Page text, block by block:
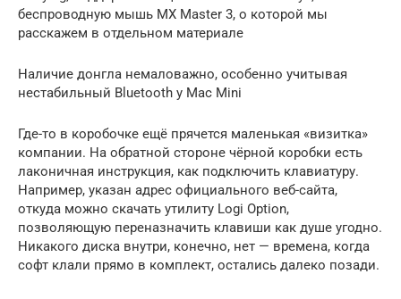
беспроводную мышь MX Master 3, о которой мы
расскажем в отдельном материале
Наличие донгла немаловажно, особенно учитывая
нестабильный Bluetooth у Mac Mini
Где-то в коробочке ещё прячется маленькая «визитка»
компании. На обратной стороне чёрной коробки есть
лаконичная инструкция, как подключить клавиатуру.
Например, указан адрес официального веб-сайта,
откуда можно скачать утилиту Logi Option,
позволяющую переназначить клавиши как душе угодно.
Никакого диска внутри, конечно, нет — времена, когда
софт клали прямо в комплект, остались далеко позади.